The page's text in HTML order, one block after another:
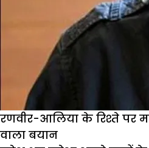
रणवीर-आलिया के रिश्ते पर
वाला बयान